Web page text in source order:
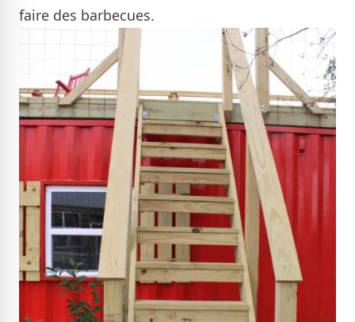
faire des barbecues.